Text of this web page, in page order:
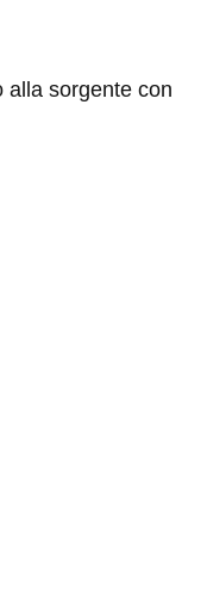
alla sorgente con